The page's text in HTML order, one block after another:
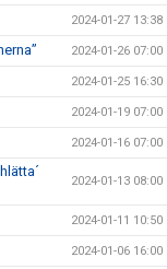
2024-01-27 13:38
2024-01-26 07:00
2024-01-25 16:30
2024-01-19 07:00
2024-01-16 07:00
2024-01-13 08:00
2024-01-11 10:50
2024-01-06 16:00